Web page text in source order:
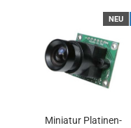
NEU
Miniatur Platinen-